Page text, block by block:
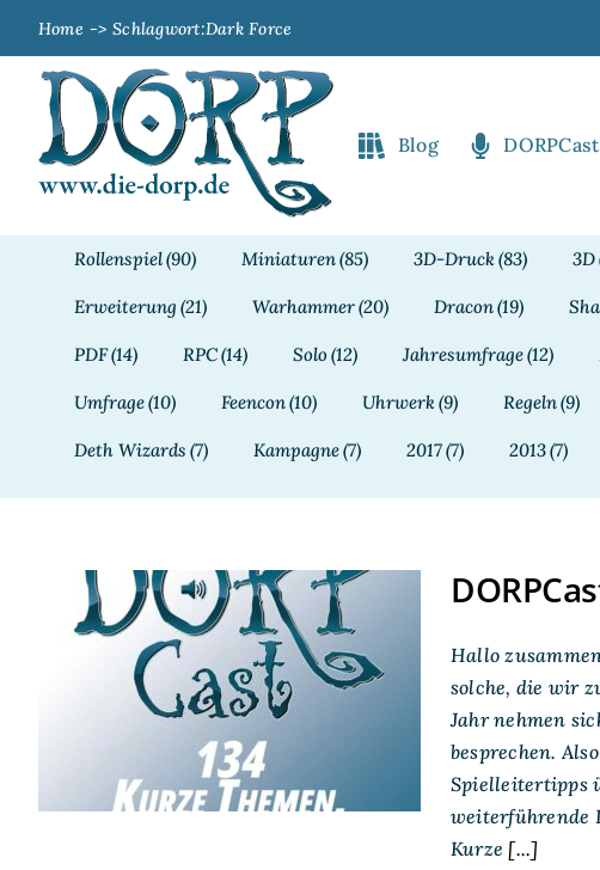
springen
Home Schlagwort:Dark Force
Blog DORPCast
Rollenspiel(90) Miniaturen(85) 3D-Druck(83) 3D
Erweiterung (21) Warhammer(20) Dracon(19)
PDF(14) RPC(14) Solo(12) Jahresumfrage(12)
Umfrage(10) Feencon(10) Uhrwerk(9) Regeln(9)
Deth Wizards (7) Kampagne(7) 2017(7) 2013(7)
DORPCast 134: Kurze
Themen, lange
Gedanken
Hallo
solche, die wir
Jahr nehmen
besprechen.
Spielleitertipps
weiterführende
Kurze [...]